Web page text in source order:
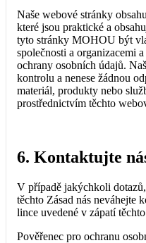
Naše webové stránky
které jsou praktické a
tyto stránky MOHOU být
společnosti a organizacemi
ochrany osobních údajů.
kontrolu a nenese žádnou
materiál, produkty nebo
prostřednictvím těchto
6. Kontaktujte
V případě jakýchkoli
těchto Zásad nás neváhejte
lince uvedené v zápatí
Pověřenec pro ochranu